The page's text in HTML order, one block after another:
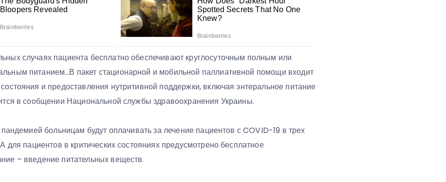
случаях пациента бесплатно обеспечивают круглосуточным полным или
питанием…В пакет стационарной и мобильной паллиативной помощи входит
и предоставления нутритивной поддержки, включая энтеральное питание
в сообщении Национальной службы здравоохранения Украины.
больницам будут оплачивать за лечение пациентов с COVID-19 в трех
для пациентов в критических состояниях предусмотрено бесплатное
– введение питательных веществ.